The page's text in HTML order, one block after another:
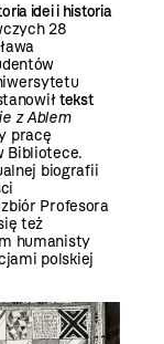
idei i historia
28
tekst
z Ablem
pracę
Bibliotece.
biografii
Profesora
też
humanisty
polskiej